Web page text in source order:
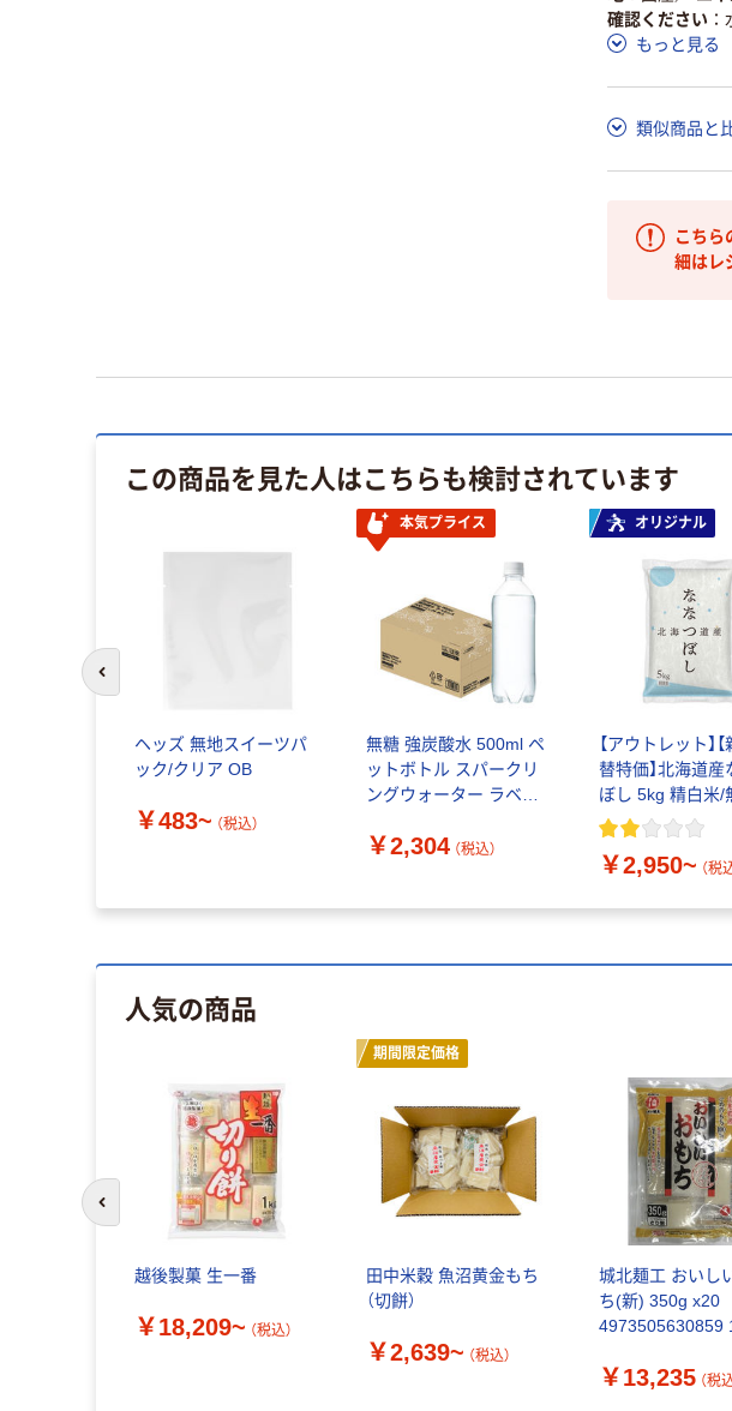
確認ください
もっと見る
類似商品と
こちら
細はレ
この商品を見た人はこちらも検討されています
ヘッズ 無地スイーツパ
ック/クリア OB
￥483~ （税込）
本気プライス
無糖 強炭酸水 500ml ペ
ットボトル スパークリ
ングウォーター ラベル
リジナル
￥2,304 （税込）
オリジナル
【アウトレット】
替特価】北海道産
ぼし 5kg 精白米/
令和7年産 米 木徳
￥2,950~ （税
人気の商品
越後製菓 生一番
￥18,209~ （税込）
期間限定価格
田中米穀 魚沼黄金もち
（切餅）
￥2,639~ （税込）
城北麺工 おいし
ち(新) 350g x20
4973505630859
￥13,235 （税
前のスライドへ